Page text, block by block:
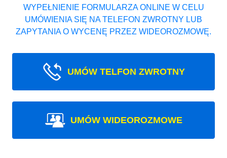
WYPEŁNIENIE FORMULARZA ONLINE W CELU
UMÓWIENIA SIĘ NA TELEFON ZWROTNY LUB
ZAPYTANIA O WYCENĘ PRZEZ WIDEOROZMOWĘ.
UMÓW TELFON ZWROTNY
UMÓW WIDEOROZMOWE